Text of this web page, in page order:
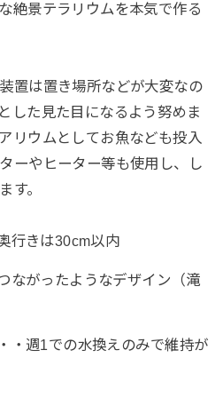
絶景テラリウムを本気で作る
置は置き場所などが大変なの
した見た目になるよう努めま
リウムとしてお魚なども投入
ーやヒーター等も使用し、し
す。
行きは30cm以内
ながったようなデザイン（滝
・週1での水換えのみで維持が